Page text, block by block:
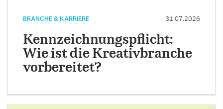
BRANCHE & KARRIERE 31.07.2026
Kennzeichnungspflicht:
Wie ist die Kreativbranche
vorbereitet?